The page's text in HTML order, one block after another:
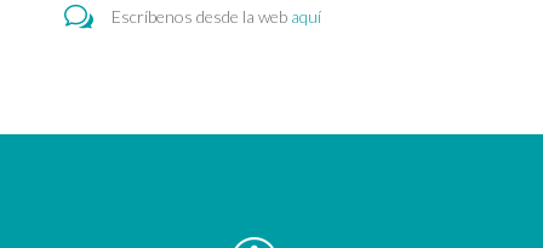
w Escríbenos desde la web aquí